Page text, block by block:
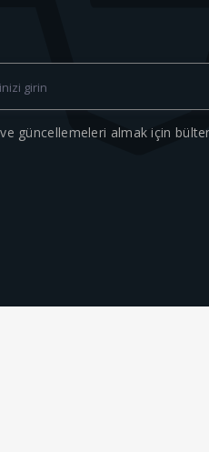
güncellemeleri almak için